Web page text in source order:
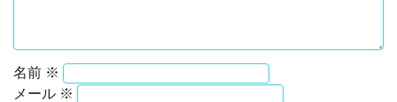
名前 ※
メール ※